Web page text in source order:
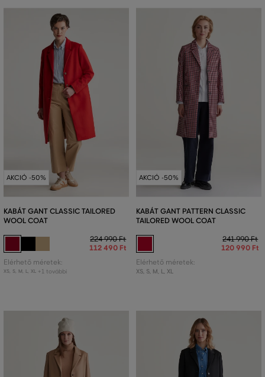
AKCIÓ -50%
KABÁT GANT CLASSIC TAILORED
WOOL COAT
224 990 Ft
112 490 Ft
Elérhető méretek:
XS, S, M L, XL +1 további
AKCIÓ -50%
KABÁT GANT PATTERN CLASSIC
TAILORED WOOL COAT
241 990 Ft
120 990 Ft
Elérhető méretek:
XS, S, M L XL